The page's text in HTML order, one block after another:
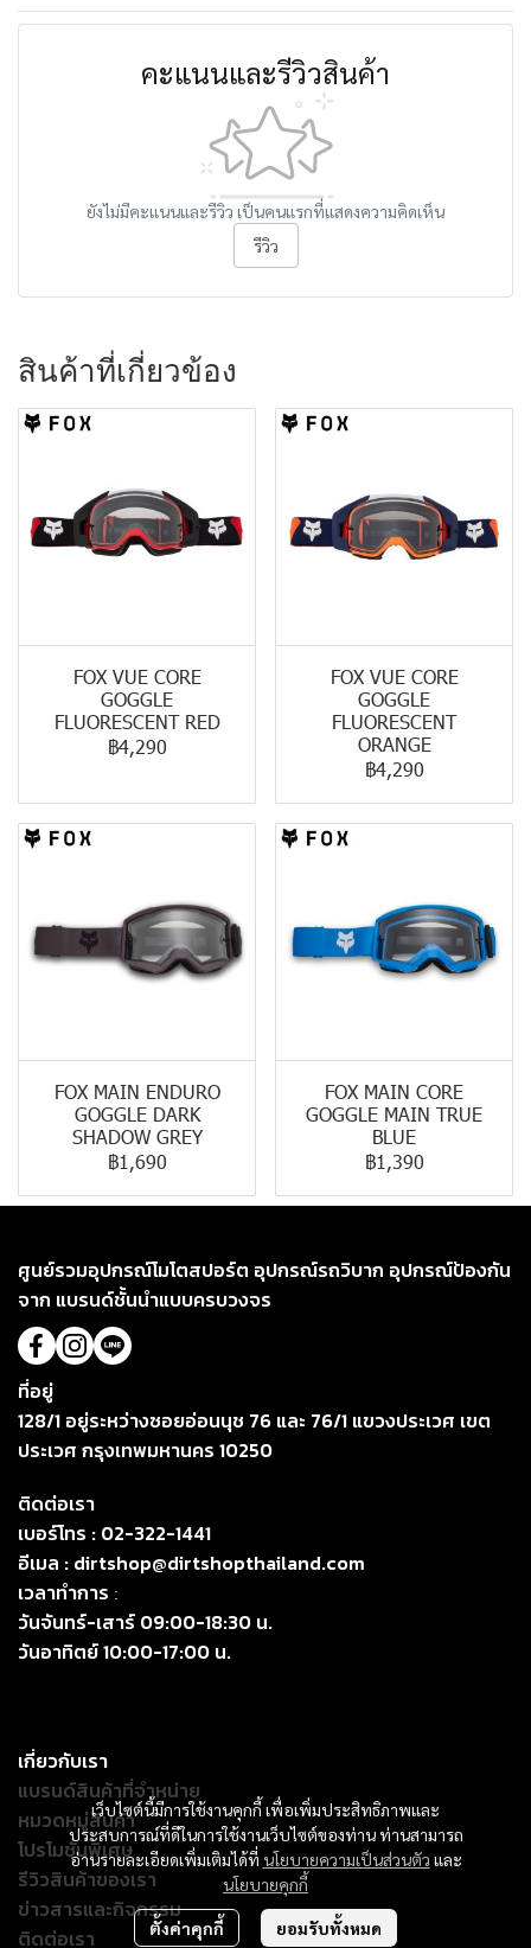
คะแนนและรีวิวสินค้า
ยังไม่มีคะแนนและรีวิว เป็นคนแรกที่แสดงความคิดเห็น
รีวิว
สินค้าที่เกี่ยวข้อง
FOX VUE CORE
GOGGLE
FLUORESCENT RED
฿4,290
FOX VUE CORE
GOGGLE
FLUORESCENT
ORANGE
฿4,290
FOX MAIN ENDURO
GOGGLE DARK
SHADOW GREY
฿1,690
FOX MAIN CORE
GOGGLE MAIN TRUE
BLUE
฿1,390
เว็บไซต์นี้มีการใช้งานคุกกี้ เพื่อเพิ่มประสิทธิภาพและ
ประสบการณ์ที่ดีในการใช้งานเว็บไซต์ของท่าน ท่านสามารถ
อ่านรายละเอียดเพิ่มเติมได้ที่ นโยบายความเป็นส่วนตัว และ
นโยบายคุกกี้
ตั้งค่าคุกกี้ ยอมรับทั้งหมด
ศูนย์รวมอุปกรณ์โมโตสปอร์ต อุปกรณ์รถวิบาก อุปกรณ์ป้องกัน
จาก แบรนด์ชั้นนำแบบครบวงจร
ที่อยู่
128/1 อยู่ระหว่างซอยอ่อนนุช 76 และ 76/1 แขวงประเวศ เขต
ประเวศ กรุงเทพมหานคร 10250
ติดต่อเรา
เบอร์โทร : 02-322-1441
อีเมล : dirtshop@dirtshopthailand.com
เวลาทำการ :
วันจันทร์-เสาร์ 09:00-18:30 น.
วันอาทิตย์ 10:00-17:00 น.
เกี่ยวกับเรา
แบรนด์สินค้าที่จำหน่าย
หมวดหมู่สินค้า
โปรโมชั่นพิเศษ
รีวิวสินค้าของเรา
ข่าวสารและกิจกรรม
ติดต่อเรา